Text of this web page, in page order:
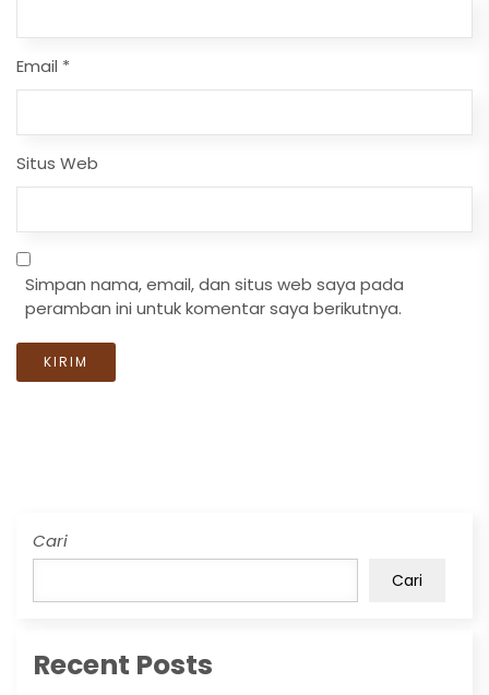
Email *
Situs Web
Simpan nama, email, dan situs web saya pada
peramban ini untuk komentar saya berikutnya.
Cari
Cari
Recent Posts